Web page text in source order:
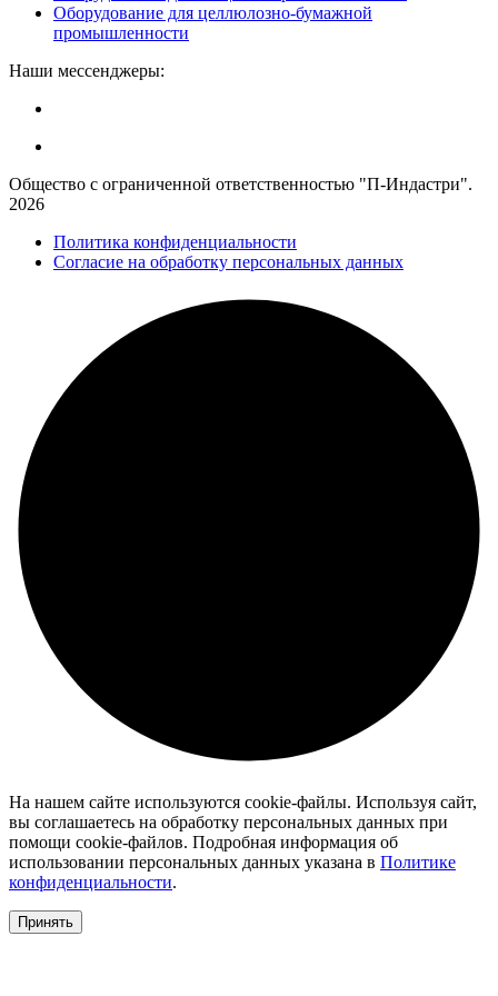
Оборудование для целлюлозно-бумажной
промышленности
Наши мессенджеры:
Общество с ограниченной ответственностью "П-Индастри".
2026
Политика конфиденциальности
Согласие на обработку персональных данных
На нашем сайте используются cookie-файлы. Используя сайт,
вы соглашаетесь на обработку персональных данных при
помощи cookie-файлов. Подробная информация об
использовании персональных данных указана в Политике
конфиденциальности.
Принять